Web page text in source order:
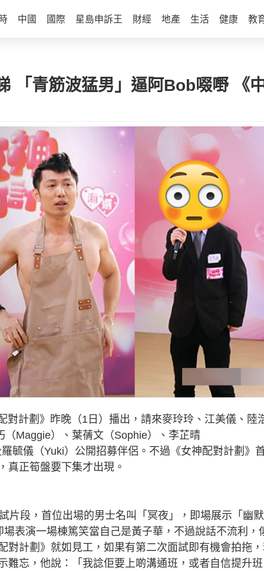
中國 國際 星島申訴王 財經 地產 生活 健康 教
「青筋波猛男」逼阿Bob啜嘢 《
對計劃》昨晚（1日）播出，請來麥玲玲、江美儀、陸
Maggie）、葉蒨文（Sophie）、李芷晴
毓儀（Yuki）公開招募伴侶。不過《女神配對計劃》
真正筍盤要下集才出現。
片段，首位出場的男士名叫「冥夜」，即場展示「幽
表演一場棟篤笑當自己是黃子華，不過說話不流利，
對計劃》就如見工，如果有第二次面試即有機會拍拖
難忘，他說：「我諗佢要上啲溝通班，或者自信提升